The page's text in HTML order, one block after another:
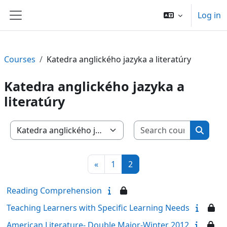
Side panel
Log in
Courses Katedra anglického jazyka a literatúry
Katedra anglického jazyka a
literatúry
Course categories
Search
«Previous page
1 Page 1
2
Reading Comprehension
Teaching Learners with Specific Learning Needs